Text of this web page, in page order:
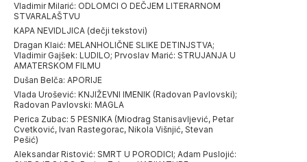
Vladimir Milarić: ODLOMCI O DEČJEM LITERARNOM
STVARALAŠTVU
KAPA NEVIDLJICA (dečji tekstovi)
Dragan Klaić: MELANHOLIČNE SLIKE DETINJSTVA;
Vladimir Gajšek: LUDILO; Prvoslav Marić: STRUJANJA U
AMATERSKOM FILMU
Dušan Belča: APORIJE
Vlada Urošević: KNJIŽEVNI IMENIK (Radovan Pavlovski);
Radovan Pavlovski: MAGLA
Perica Zubac: 5 PESNIKA (Miodrag Stanisavljević, Petar
Cvetković, Ivan Rastegorac, Nikola Višnjić, Stevan
Pešić)
Aleksandar Ristović: SMRT U PORODICI; Adam Puslojić: